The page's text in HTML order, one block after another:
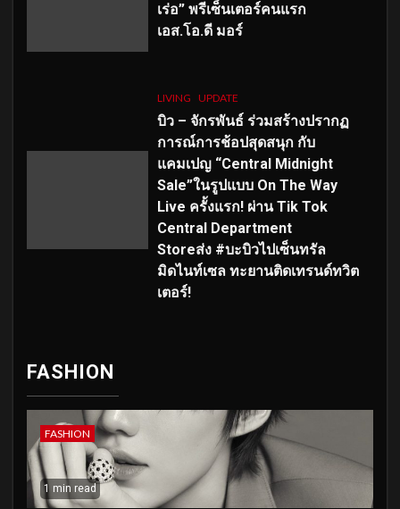
เร่อ” พรีเซ็นเตอร์คนแรก
เอส.โอ.ดี มอร์
LIVING UPDATE
บิว – จักรพันธ์ ร่วมสร้างปรากฏ
การณ์การช้อปสุดสนุก กับ
แคมเปญ “Central Midnight
Sale”ในรูปแบบ On The Way
Live ครั้งแรก! ผ่าน Tik Tok
Central Department
Storeส่ง #บะบิวไปเซ็นทรัล
มิดไนท์เซล ทะยานติดเทรนด์ทวิต
เตอร์!
FASHION
FASHION
1 min read